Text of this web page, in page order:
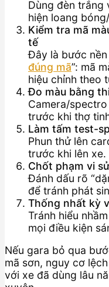
Dùng đèn trắng
hiện loang
Kiểm tra mã
tế
Đây là bước nền
đúng mã”: mã
hiệu chỉnh theo
Đo màu bằng
Camera/
trước khi thợ
Làm tấm test-
Phun thử lên
trước khi lên xe.
Chốt phạm vi
Đánh dấu rõ
để tránh phát
Thống nhất kỳ
Tránh hiểu
mọi điều kiện
Nếu gara bỏ qua
mã sơn, nguy cơ
với xe đã dùng lâu